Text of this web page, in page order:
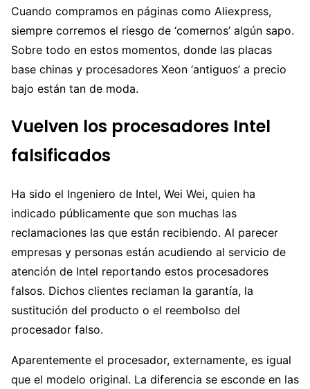
Cuando compramos en páginas como Aliexpress,
siempre corremos el riesgo de ‘comernos’ algún sapo.
Sobre todo en estos momentos, donde las placas
base chinas y procesadores Xeon ‘antiguos’ a precio
bajo están tan de moda.
Vuelven los procesadores Intel
falsificados
Ha sido el Ingeniero de Intel, Wei Wei, quien ha
indicado públicamente que son muchas las
reclamaciones las que están recibiendo. Al parecer
empresas y personas están acudiendo al servicio de
atención de Intel reportando estos procesadores
falsos. Dichos clientes reclaman la garantía, la
sustitución del producto o el reembolso del
procesador falso.
Aparentemente el procesador, externamente, es igual
que el modelo original. La diferencia se esconde en las